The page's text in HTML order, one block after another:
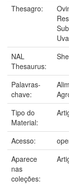
Thesagro:
Uva
NAL
Thesaurus:
Palavras-
chave:
Tipo do
Material:
Acesso:
Aparece
nas
coleções: